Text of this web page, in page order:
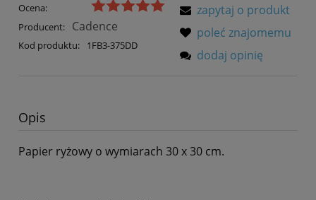
Ocena:
Producent:
Cadence
Kod produktu: 1FB3-375DD
zapytaj o produkt
poleć znajomemu
dodaj opinię
Opis
Papier ryżowy o wymiarach 30 x 30 cm.